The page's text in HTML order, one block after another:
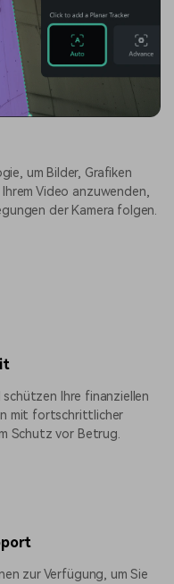
um Bilder, Grafiken
Video anzuwenden,
der Kamera folgen.
Ihre finanziellen
mit fortschrittlicher
Schutz vor Betrug.
zur Verfügung, um Sie